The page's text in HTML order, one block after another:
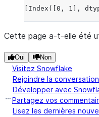
[Index([0, 1],
Cette page a-t-elle été
Oui Non
Visitez Snowflake
Rejoindre la conversation
Développer avec
Partagez vos
Lisez les dernières